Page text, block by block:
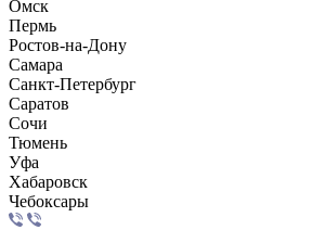
Омск
Пермь
Ростов-на-Дону
Самара
Санкт-Петербург
Саратов
Сочи
Тюмень
Уфа
Хабаровск
Чебоксары